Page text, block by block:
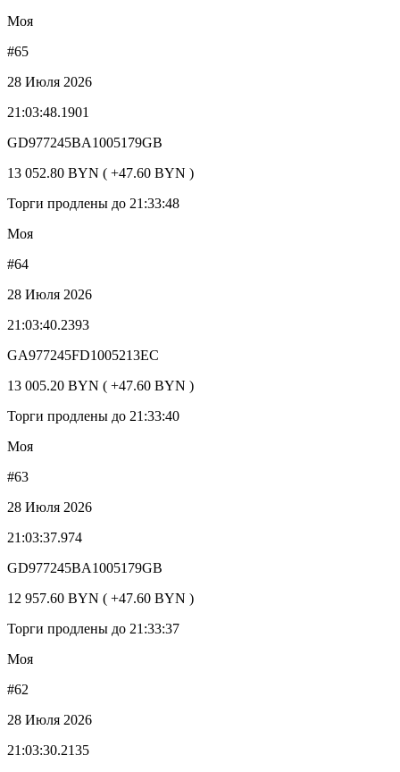
Моя
#65
28 Июля 2026
21:03:48.1901
GD977245BA1005179GB
13 052.80 BYN ( +47.60 BYN )
Торги продлены до 21:33:48
Моя
#64
28 Июля 2026
21:03:40.2393
GA977245FD1005213EC
13 005.20 BYN ( +47.60 BYN )
Торги продлены до 21:33:40
Моя
#63
28 Июля 2026
21:03:37.974
GD977245BA1005179GB
12 957.60 BYN ( +47.60 BYN )
Торги продлены до 21:33:37
Моя
#62
28 Июля 2026
21:03:30.2135